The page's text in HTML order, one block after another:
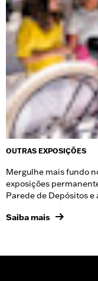
OUTRAS EXPOSIÇÕES
Mergulhe mais fundo
exposições
Parede de Depósitos e
Saiba mais